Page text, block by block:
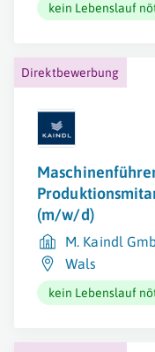
kein Lebenslauf
Direktbewerbung
(m/w/d)
M. Kaindl
Wals
kein Lebenslauf